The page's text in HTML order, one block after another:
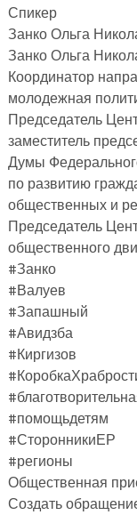
Спикер
Занко Ольга
Занко Ольга
Координатор
молодежная
Председатель
заместитель
Думы
по развитию
общественных и
Председатель
общественного
#Занко
#Валуев
#Запашный
#Авидзба
#Киргизов
#помощьдетям
#СторонникиЕР
#регионы
Общественная
Создать